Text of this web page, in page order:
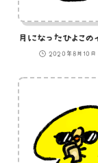
2020年8月10日